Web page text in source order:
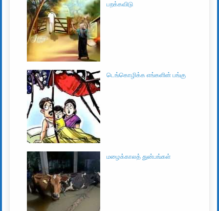
பறக்கவிடு
டெங்கொழிக்க எங்களின் பங்கு
மழைக்காலத் துன்பங்கள்